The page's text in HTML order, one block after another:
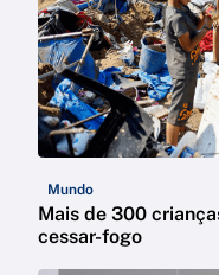
Mundo
Mais de 300
cessar-fogo